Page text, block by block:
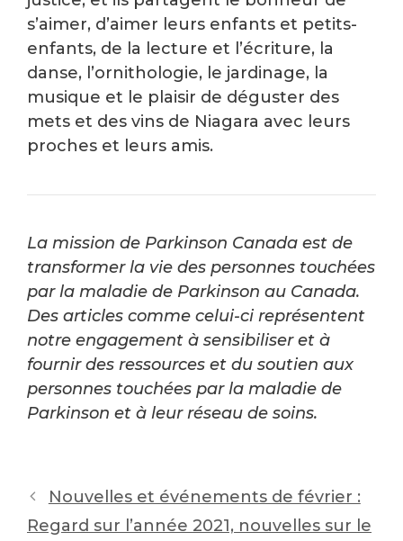
s’aimer, d’aimer leurs enfants et petits-
enfants, de la lecture et l’écriture, la
danse, l’ornithologie, le jardinage, la
musique et le plaisir de déguster des
mets et des vins de Niagara avec leurs
proches et leurs amis.
La mission de Parkinson Canada est de
transformer la vie des personnes touchées
par la maladie de Parkinson au Canada.
Des articles comme celui-ci représentent
notre engagement à sensibiliser et à
fournir des ressources et du soutien aux
personnes touchées par la maladie de
Parkinson et à leur réseau de soins.
Post
navigation
Nouvelles et événements de février :
Regard sur l’année 2021, nouvelles sur le